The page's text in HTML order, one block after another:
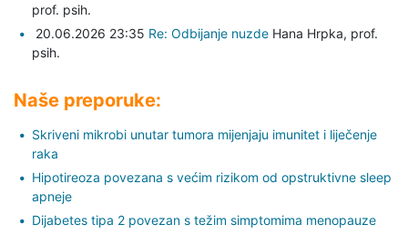
prof. psih.
20.06.2026 23:35 Re: Odbijanje nuzde Hana Hrpka, prof.
psih.
Naše preporuke:
Skriveni mikrobi unutar tumora mijenjaju imunitet i liječenje
raka
Hipotireoza povezana s većim rizikom od opstruktivne sleep
apneje
Dijabetes tipa 2 povezan s težim simptomima menopauze